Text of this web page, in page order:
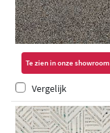
Te zien in onze showroom
Vergelijk